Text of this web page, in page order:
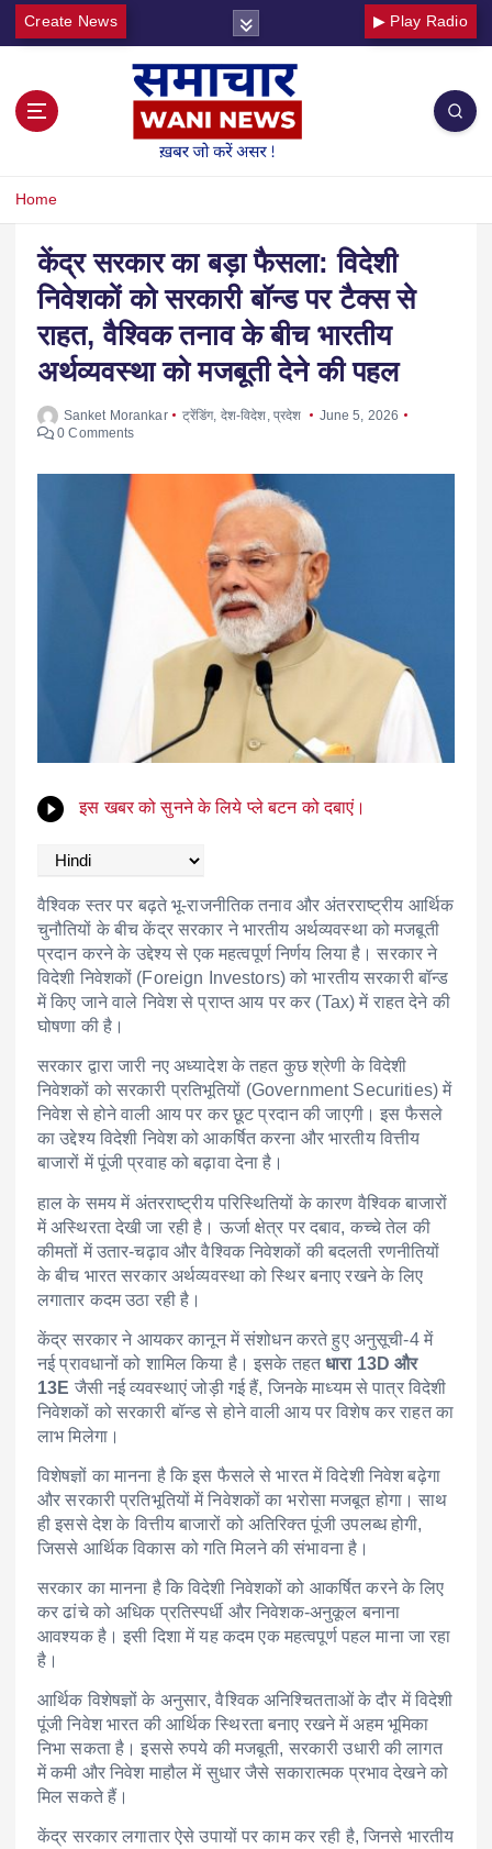
Create News ▶ Play Radio
Home
केंद्र सरकार का बड़ा फैसला: विदेशी
निवेशकों को सरकारी बॉन्ड पर टैक्स से
राहत, वैश्विक तनाव के बीच भारतीय
अर्थव्यवस्था को मजबूती देने की पहल
Sanket Morankar ट्रेंडिंग, देश-विदेश प्रदेश
June 5, 2026
0 Comments
इस खबर को सुनने के लिये प्ले बटन को दबाएं।
वैश्विक स्तर पर बढ़ते भू-राजनीतिक तनाव और अंतरराष्ट्रीय आर्थिक
चुनौतियों के बीच केंद्र सरकार ने भारतीय अर्थव्यवस्था को मजबूती
प्रदान करने के उद्देश्य से एक महत्वपूर्ण निर्णय लिया है। सरकार ने
विदेशी निवेशकों (Foreign Investors) को भारतीय सरकारी बॉन्ड
में किए जाने वाले निवेश से प्राप्त आय पर कर (Tax) में राहत देने की
घोषणा की है।
सरकार द्वारा जारी नए अध्यादेश के तहत कुछ श्रेणी के विदेशी
निवेशकों को सरकारी प्रतिभूतियों (Government Securities) में
निवेश से होने वाली आय पर कर छूट प्रदान की जाएगी। इस फैसले
का उद्देश्य विदेशी निवेश को आकर्षित करना और भारतीय वित्तीय
बाजारों में पूंजी प्रवाह को बढ़ावा देना है।
हाल के समय में अंतरराष्ट्रीय परिस्थितियों के कारण वैश्विक बाजारों
में अस्थिरता देखी जा रही है। ऊर्जा क्षेत्र पर दबाव, कच्चे तेल की
कीमतों में उतार-चढ़ाव और वैश्विक निवेशकों की बदलती रणनीतियों
के बीच भारत सरकार अर्थव्यवस्था को स्थिर बनाए रखने के लिए
लगातार कदम उठा रही है।
केंद्र सरकार ने आयकर कानून में संशोधन करते हुए अनुसूची-4 में
नई प्रावधानों को शामिल किया है। इसके तहतधारा 13D और
13E जैसी नई व्यवस्थाएं जोड़ी गई हैं, जिनके माध्यम से पात्र विदेशी
निवेशकों को सरकारी बॉन्ड से होने वाली आय पर विशेष कर राहत का
लाभ मिलेगा।
विशेषज्ञों का मानना है कि इस फैसले से भारत में विदेशी निवेश बढ़ेगा
और सरकारी प्रतिभूतियों में निवेशकों का भरोसा मजबूत होगा। साथ
ही इससे देश के वित्तीय बाजारों को अतिरिक्त पूंजी उपलब्ध होगी,
जिससे आर्थिक विकास को गति मिलने की संभावना है।
सरकार का मानना है कि विदेशी निवेशकों को आकर्षित करने के लिए
कर ढांचे को अधिक प्रतिस्पर्धी और निवेशक-अनुकूल बनाना
आवश्यक है। इसी दिशा में यह कदम एक महत्वपूर्ण पहल माना जा रहा
है।
आर्थिक विशेषज्ञों के अनुसार, वैश्विक अनिश्चितताओं के दौर में विदेशी
पूंजी निवेश भारत की आर्थिक स्थिरता बनाए रखने में अहम भूमिका
निभा सकता है। इससे रुपये की मजबूती, सरकारी उधारी की लागत
में कमी और निवेश माहौल में सुधार जैसे सकारात्मक प्रभाव देखने को
मिल सकते हैं।
केंद्र सरकार लगातार ऐसे उपायों पर काम कर रही है, जिनसे भारतीय